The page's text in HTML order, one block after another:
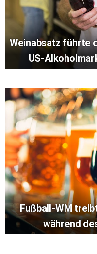
Weinabsatz führte
US-
Fußball-WM
während